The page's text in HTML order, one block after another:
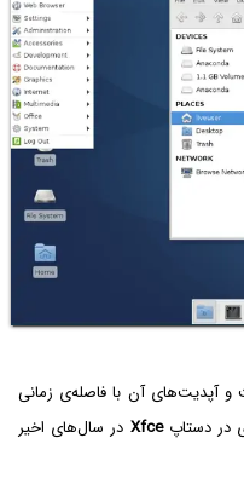
آپدیت‌های آن با فاصله‌ی زمانی
در دستاپXfce در سال‌های اخیر